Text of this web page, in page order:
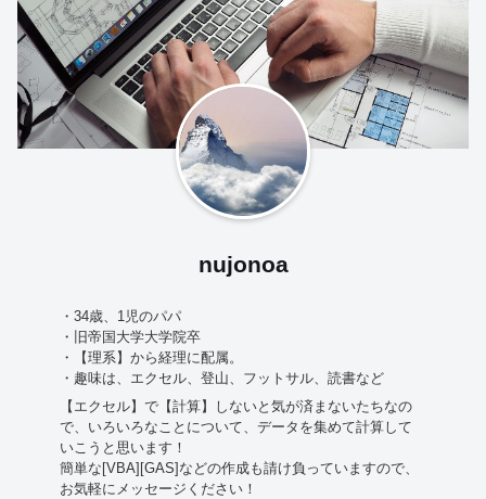
nujonoa
・34歳、1児のパパ
・旧帝国大学大学院卒
・【理系】から経理に配属。
・趣味は、エクセル、登山、フットサル、読書など
【エクセル】で【計算】しないと気が済まないたちなの
で、いろいろなことについて、データを集めて計算して
いこうと思います！
簡単な[VBA][GAS]などの作成も請け負っていますので、
お気軽にメッセージください！